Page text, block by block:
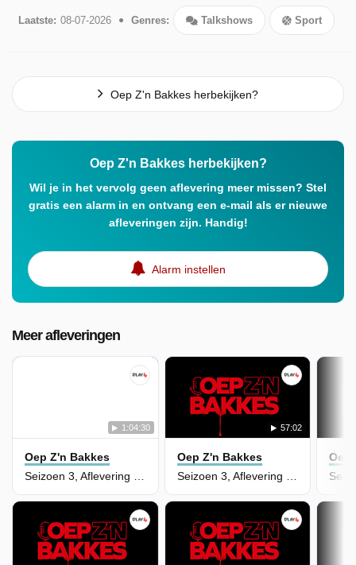
Laatste: 08-07-2026 Genres: Talkshows Sport
Oep Z'n Bakkes herbekijken?
Oep Z'n Bakkes herbekijken?
Wil je in het vervolg geen aflevering meer missen? Stel
gratis een alarm in en ontvang een e-mail als er nieuwe
afleveringen zijn. Handig!
Alarm instellen
Meer afleveringen
1:04:30
Oep Z'n Bakkes
Seizoen 3, Aflevering 60
57:02
Oep Z'n Bakkes
Seizoen 3, Aflevering 58
Oep